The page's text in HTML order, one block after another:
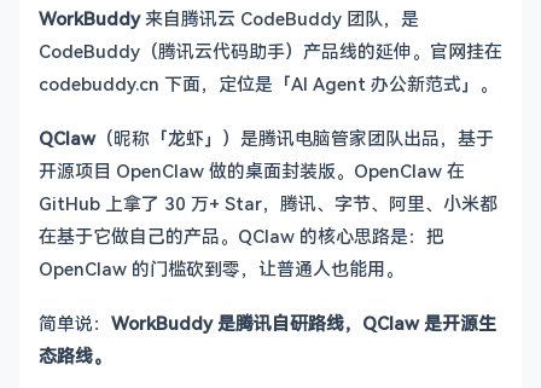
WorkBuddy来自腾讯云 CodeBuddy 团队，是
CodeBuddy（腾讯云代码助手）产品线的延伸。官网挂在
codebuddy.cn 下面，定位是「AI Agent 办公新范式」。
QClaw（昵称「龙虾」）是腾讯电脑管家团队出品，基于
开源项目 OpenClaw 做的桌面封装版。OpenClaw 在
GitHub 上拿了 30 万+ Star，腾讯、字节、阿里、小米都
在基于它做自己的产品。QClaw 的核心思路是：把
OpenClaw 的门槛砍到零，让普通人也能用。
简单说： WorkBuddy 是腾讯自研路线，QClaw 是开源生
态路线。